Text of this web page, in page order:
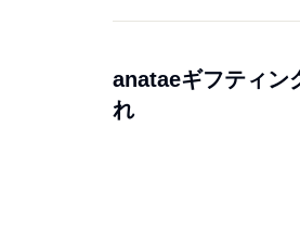
anataeギフティン
れ